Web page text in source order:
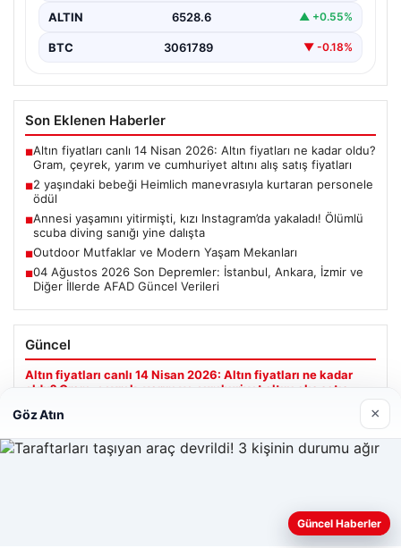
ALTIN 6528.6 ▲ +0.55%
BTC 3061789 ▼ -0.18%
Son Eklenen Haberler
■Altın fiyatları canlı 14 Nisan 2026: Altın fiyatları ne kadar oldu?
Gram, çeyrek, yarım ve cumhuriyet altını alış satış fiyatları
■2 yaşındaki bebeği Heimlich manevrasıyla kurtaran personele
ödül
■Annesi yaşamını yitirmişti, kızı Instagram’da yakaladı! Ölümlü
scuba diving sanığı yine dalışta
■Outdoor Mutfaklar ve Modern Yaşam Mekanları
■04 Ağustos 2026 Son Depremler: İstanbul, Ankara, İzmir ve
Diğer İllerde AFAD Güncel Verileri
Güncel
Altın fiyatları canlı 14 Nisan 2026: Altın fiyatları ne kadar
oldu? Gram, çeyrek, yarım ve cumhuriyet altını alış satış
2 yaşındaki bebeği Heimlich manevrasıyla kurtaran
deneyiminizi kişiselleştirmek ve geliştirmek amacıyla çerezler
Göz Atın ×
Güncel Haberler